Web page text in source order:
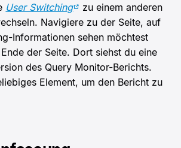
User Switching
zu einem anderen
Navigiere zu der Seite, auf
Informationen sehen möchtest
der Seite. Dort siehst du eine
des Query Monitor-Berichts.
Element, um den Bericht zu